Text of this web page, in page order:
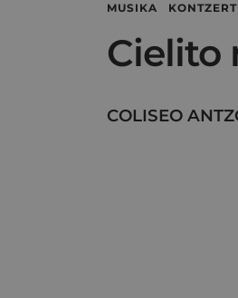
MUSIKA
Cielito
COLISEO